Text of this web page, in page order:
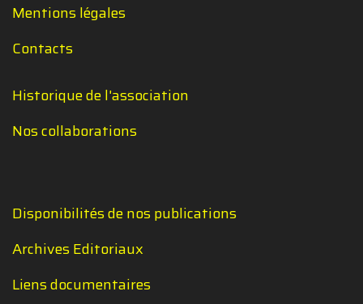
Mentions légales
Contacts
Historique de l'association
Nos collaborations
Disponibilités de nos publications
Archives Editoriaux
Liens documentaires